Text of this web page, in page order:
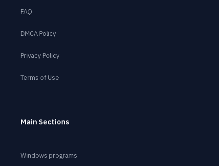
FAQ
DMCA Policy
Privacy Policy
Terms of Use
Main Sections
Windows programs